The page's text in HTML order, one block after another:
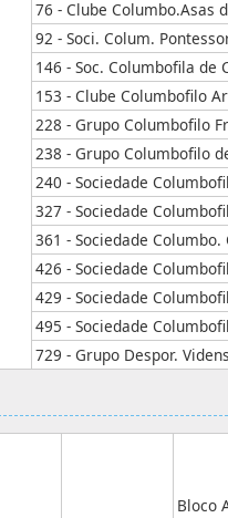
76 - Clube Columbo.Asas
92 - Soci. Colum.
146 - Soc. Columbofila de
153 - Clube Columbofilo
228 - Grupo Columbofilo
238 - Grupo Columbofilo
240 - Sociedade
327 - Sociedade
361 - Sociedade
426 - Sociedade
429 - Sociedade
495 - Sociedade
729 - Grupo Despor.
Bloco